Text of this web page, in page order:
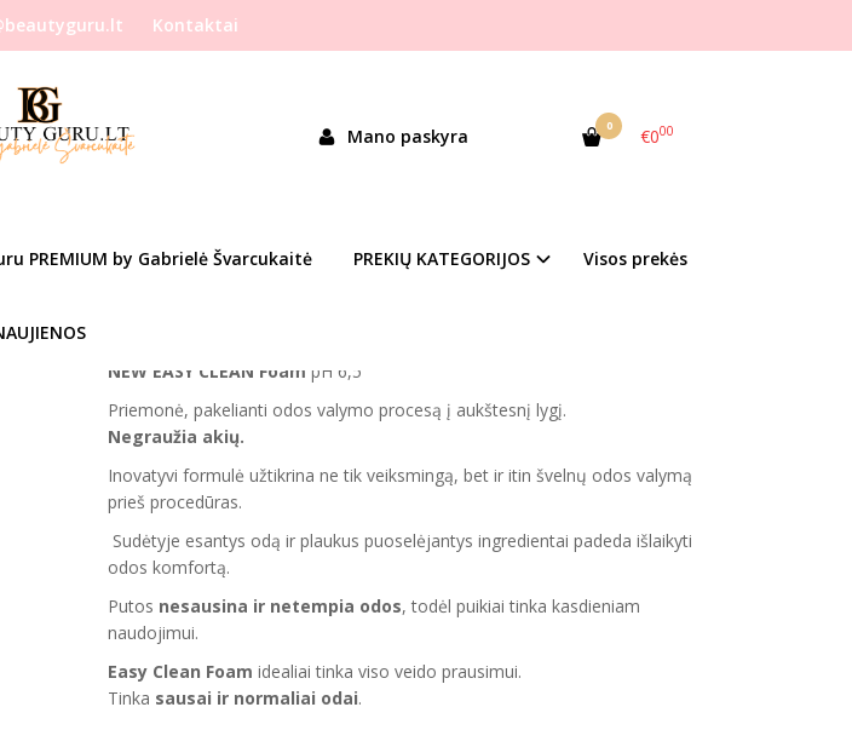
Kontaktai
Mano paskyra 0 €000
PREMIUM by Gabrielė Švarcukaitė PREKIŲ KATEGORIJOS Visos prekės
DA LASHES EASY clean 2.0 valymo putos, prausiklis blakstienoms, antakiams ir veidui
BLAKSTIENOMS, ANTAKIAMS IR VEIDUI
NEW EASY CLEAN Foam pH 6,5
Priemonė, pakelianti odos valymo procesą į aukštesnį lygį.
Negraužia akių.
Inovatyvi formulė užtikrina ne tik veiksmingą, bet ir itin švelnų odos valymą
prieš procedūras.
Sudėtyje esantys odą ir plaukus puoselėjantys ingredientai padeda išlaikyti
odos komfortą.
Putos nesausina ir netempia odos, todėl puikiai tinka kasdieniam
naudojimui.
Easy Clean Foam idealiai tinka viso veido prausimui.
Tinka sausai ir normaliai odai.